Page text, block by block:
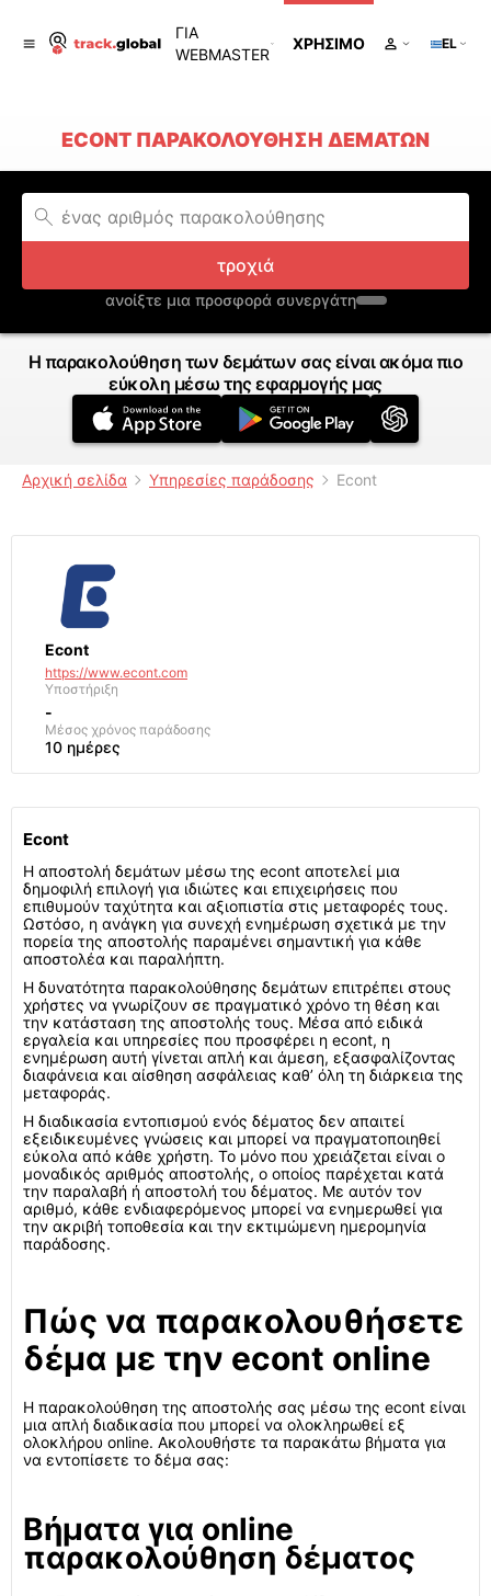
ΓΙΑ
WEBMASTER
ΧΡΉΣΙΜΟ EL
ECONT ΠΑΡΑΚΟΛΟΎΘΗΣΗ ΔΕΜΆΤΩΝ
τροχιά
ανοίξτε μια προσφορά συνεργάτη
Η παρακολούθηση των δεμάτων σας είναι ακόμα πιο
εύκολη μέσω της εφαρμογής μας
Αρχική σελίδα Υπηρεσίες παράδοσης Econt
Econt
https://www.econt.com
Υποστήριξη
-
Μέσος χρόνος παράδοσης
10 ημέρες
Econt
Η αποστολή δεμάτων μέσω της econt αποτελεί μια
δημοφιλή επιλογή για ιδιώτες και επιχειρήσεις που
επιθυμούν ταχύτητα και αξιοπιστία στις μεταφορές τους.
Ωστόσο, η ανάγκη για συνεχή ενημέρωση σχετικά με την
πορεία της αποστολής παραμένει σημαντική για κάθε
αποστολέα και παραλήπτη.
Η δυνατότητα παρακολούθησης δεμάτων επιτρέπει στους
χρήστες να γνωρίζουν σε πραγματικό χρόνο τη θέση και
την κατάσταση της αποστολής τους. Μέσα από ειδικά
εργαλεία και υπηρεσίες που προσφέρει η econt, η
ενημέρωση αυτή γίνεται απλή και άμεση, εξασφαλίζοντας
διαφάνεια και αίσθηση ασφάλειας καθ’ όλη τη διάρκεια της
μεταφοράς.
Η διαδικασία εντοπισμού ενός δέματος δεν απαιτεί
εξειδικευμένες γνώσεις και μπορεί να πραγματοποιηθεί
εύκολα από κάθε χρήστη. Το μόνο που χρειάζεται είναι ο
μοναδικός αριθμός αποστολής, ο οποίος παρέχεται κατά
την παραλαβή ή αποστολή του δέματος. Με αυτόν τον
αριθμό, κάθε ενδιαφερόμενος μπορεί να ενημερωθεί για
την ακριβή τοποθεσία και την εκτιμώμενη ημερομηνία
παράδοσης.
Πώς να παρακολουθήσετε
δέμα με την econt online
Η παρακολούθηση της αποστολής σας μέσω της econt είναι
μια απλή διαδικασία που μπορεί να ολοκληρωθεί εξ
ολοκλήρου online. Ακολουθήστε τα παρακάτω βήματα για
να εντοπίσετε το δέμα σας:
Βήματα για online
παρακολούθηση δέματος